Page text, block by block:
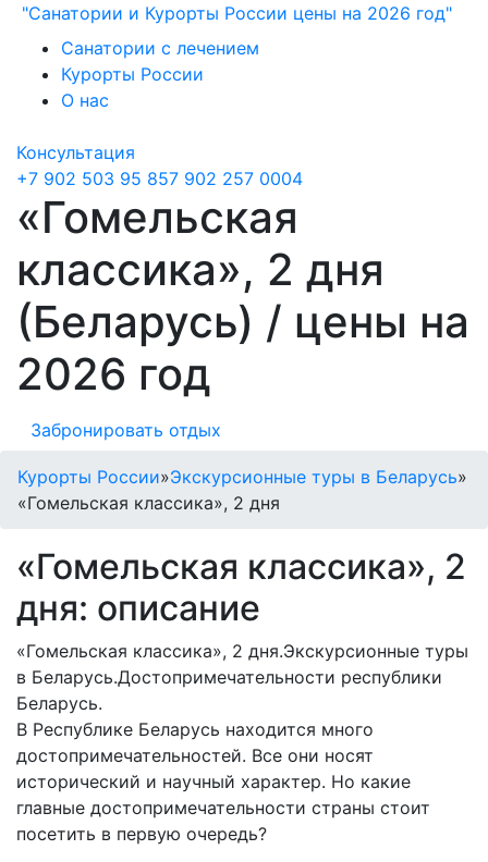
"Санатории и Курорты России цены на 2026 год"
Санатории с лечением
Курорты России
О нас
Консультация
+7 902 503 95 857 902 257 0004
«Гомельская
классика», 2 дня
(Беларусь) / цены на
2026 год
Забронировать отдых
Курорты России»Экскурсионные туры в Беларусь»
«Гомельская классика», 2 дня
«Гомельская классика», 2
дня: описание
«Гомельская классика», 2 дня.Экскурсионные туры
в Беларусь.Достопримечательности республики
Беларусь.
В Республике Беларусь находится много
достопримечательностей. Все они носят
исторический и научный характер. Но какие
главные достопримечательности страны стоит
посетить в первую очередь?